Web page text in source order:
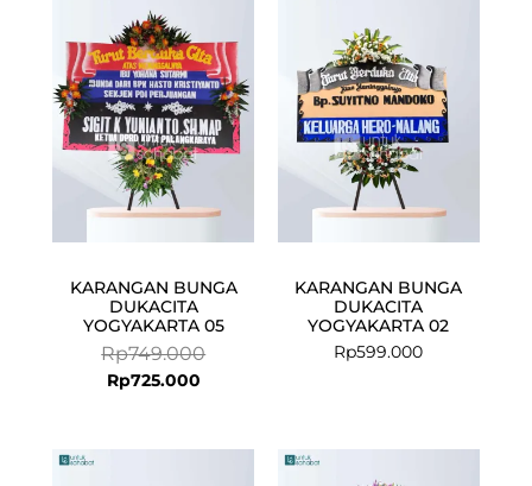
KARANGAN BUNGA
DUKACITA
YOGYAKARTA 05
Rp749.000
Rp749.000.
Rp725.000
Rp725.000.
KARANGAN BUNGA
DUKACITA
YOGYAKARTA 02
Rp599.000